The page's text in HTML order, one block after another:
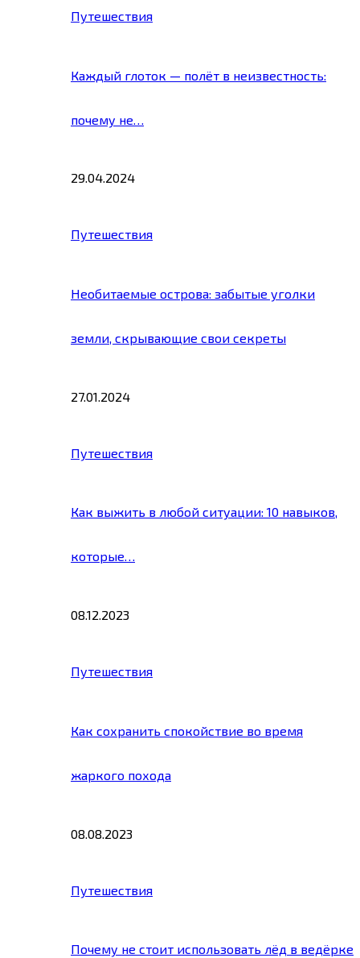
Путешествия
Каждый глоток — полёт в неизвестность:
почему не…
29.04.2024
Путешествия
Необитаемые острова: забытые уголки
земли, скрывающие свои секреты
27.01.2024
Путешествия
Как выжить в любой ситуации: 10 навыков,
которые…
08.12.2023
Путешествия
Как сохранить спокойствие во время
жаркого похода
08.08.2023
Путешествия
Почему не стоит использовать лёд в ведёрке